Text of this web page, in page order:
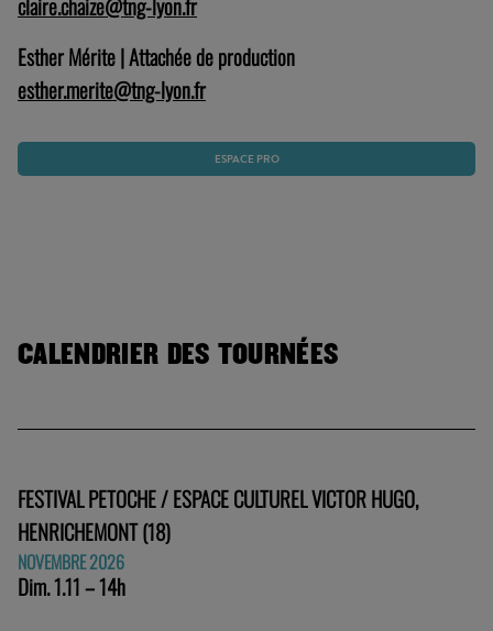
Esther Mérite | Attachée de production
esther.merite@tng-lyon.fr
ESPACE PRO
CALENDRIER DES TOURNÉES
FESTIVAL PETOCHE / ESPACE CULTUREL VICTOR HUGO,
HENRICHEMONT (18)
NOVEMBRE 2026
Dim. 1.11 – 14h